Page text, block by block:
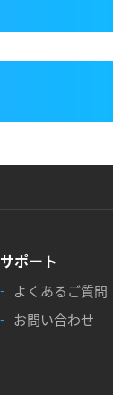
サポート
よくあるご質問
お問い合わせ